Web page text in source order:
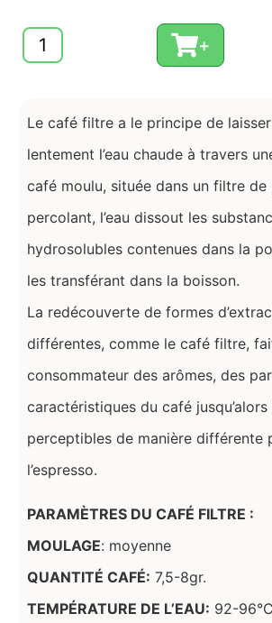
+
Le café filtre a le principe de
lentement l’eau chaude à travers
café moulu, située dans un filtre de
percolant, l’eau dissout les
hydrosolubles contenues dans la
les transférant dans la boisson.
La redécouverte de formes
différentes, comme le café filtre,
consommateur des arômes, des
caractéristiques du café
perceptibles de manière différente
l’espresso.
PARAMÈTRES DU CAFÉ FILTRE :
MOULAGE: moyenne
QUANTITÉ CAFÉ: 7,5-8gr.
TEMPÉRATURE DE L’EAU: 92-96°C